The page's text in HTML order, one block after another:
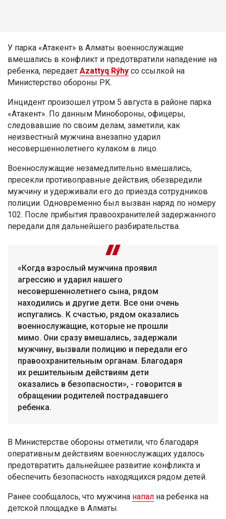
У парка «Атакент» в Алматы военнослужащие
вмешались в конфликт и предотвратили нападение на
ребенка, передает Azattyq Rýhy со ссылкой на
Министерство обороны РК.
Инцидент произошел утром 5 августа в районе парка
«Атакент». По данным Минобороны, офицеры,
следовавшие по своим делам, заметили, как
неизвестный мужчина внезапно ударил
несовершеннолетнего кулаком в лицо.
Военнослужащие незамедлительно вмешались,
пресекли противоправные действия, обезвредили
мужчину и удерживали его до приезда сотрудников
полиции. Одновременно был вызван наряд по номеру
102. После прибытия правоохранителей задержанного
передали для дальнейшего разбирательства.
«Когда взрослый мужчина проявил
агрессию и ударил нашего
несовершеннолетнего сына, рядом
находились и другие дети. Все они очень
испугались. К счастью, рядом оказались
военнослужащие, которые не прошли
мимо. Они сразу вмешались, задержали
мужчину, вызвали полицию и передали его
правоохранительным органам. Благодаря
их решительным действиям дети
оказались в безопасности», - говорится в
обращении родителей пострадавшего
ребенка.
В Министерстве обороны отметили, что благодаря
оперативным действиям военнослужащих удалось
предотвратить дальнейшее развитие конфликта и
обеспечить безопасность находящихся рядом детей.
Ранее сообщалось, что мужчина напал на ребенка на
детской площадке в Алматы.